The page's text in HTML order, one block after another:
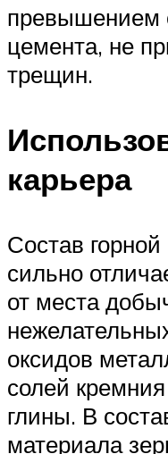
превышением
цемента, не
трещин.
карьера
Состав
сильно
от места
оксидов
солей
глины. В
материала